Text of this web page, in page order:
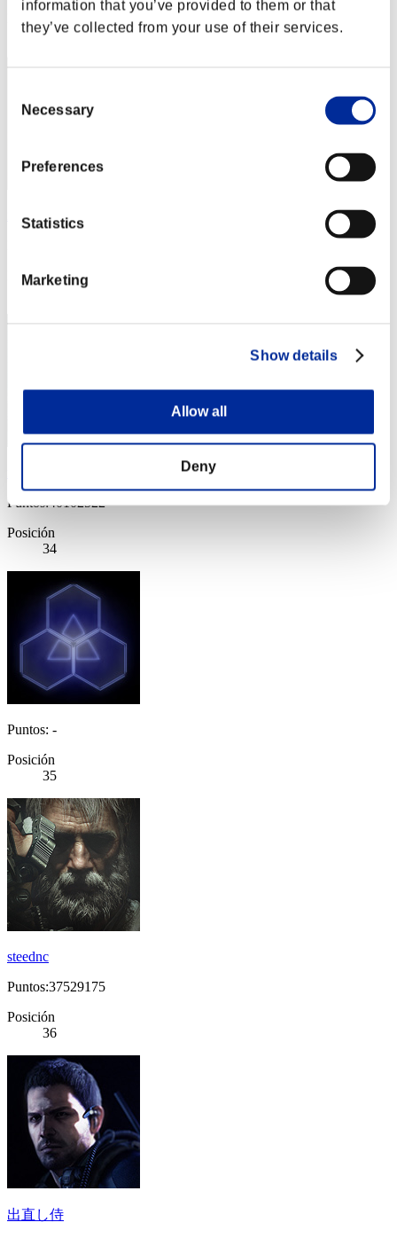
information that you’ve provided to them or that
they’ve collected from your use of their services.
Selection
Necessary
Preferences
Statistics
Marketing
Show details
Allow all
Deny
Posición
32
nyattsucar
Posición
Puntos:40102522
Posición
34
Puntos: -
Posición
35
steednc
Puntos:37529175
Posición
36
出直し侍